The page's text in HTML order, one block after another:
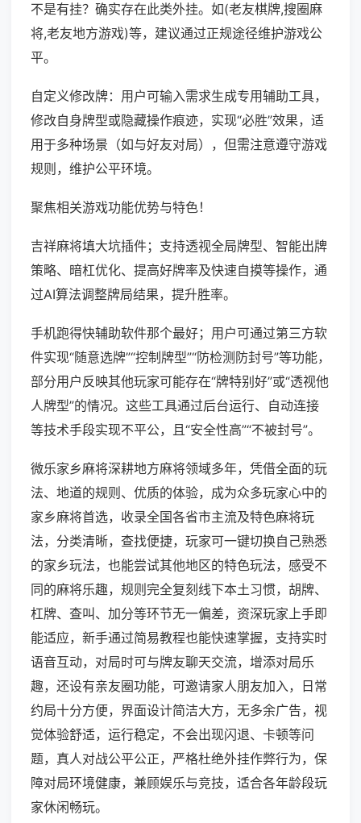
不是有挂？确实存在此类外挂。如(老友棋牌,搜圈麻
将,老友地方游戏)等，建议通过正规途径维护游戏公
平。
自定义修改牌：用户可输入需求生成专用辅助工具，
修改自身牌型或隐藏操作痕迹，实现“必胜”效果，适
用于多种场景（如与好友对局），但需注意遵守游戏
规则，维护公平环境。
聚焦相关游戏功能优势与特色！
吉祥麻将填大坑插件；支持透视全局牌型、智能出牌
策略、暗杠优化、提高好牌率及快速自摸等操作，通
过AI算法调整牌局结果，提升胜率。
手机跑得快辅助软件那个最好；用户可通过第三方软
件实现“随意选牌”“控制牌型”“防检测防封号”等功能，
部分用户反映其他玩家可能存在“牌特别好”或“透视他
人牌型”的情况。这些工具通过后台运行、自动连接
等技术手段实现不平公，且“安全性高”“不被封号”。
微乐家乡麻将深耕地方麻将领域多年，凭借全面的玩
法、地道的规则、优质的体验，成为众多玩家心中的
家乡麻将首选，收录全国各省市主流及特色麻将玩
法，分类清晰，查找便捷，玩家可一键切换自己熟悉
的家乡玩法，也能尝试其他地区的特色玩法，感受不
同的麻将乐趣，规则完全复刻线下本土习惯，胡牌、
杠牌、查叫、加分等环节无一偏差，资深玩家上手即
能适应，新手通过简易教程也能快速掌握，支持实时
语音互动，对局时可与牌友聊天交流，增添对局乐
趣，还设有亲友圈功能，可邀请家人朋友加入，日常
约局十分方便，界面设计简洁大方，无多余广告，视
觉体验舒适，运行稳定，不会出现闪退、卡顿等问
题，真人对战公平公正，严格杜绝外挂作弊行为，保
障对局环境健康，兼顾娱乐与竞技，适合各年龄段玩
家休闲畅玩。